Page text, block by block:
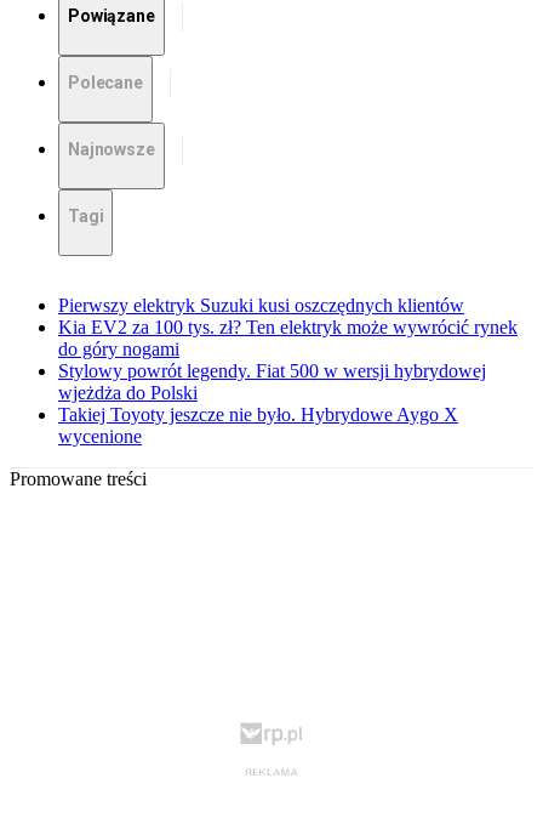
Powiązane
Polecane
Najnowsze
Tagi
Pierwszy elektryk Suzuki kusi oszczędnych klientów
Kia EV2 za 100 tys. zł? Ten elektryk może wywrócić rynek
do góry nogami
Stylowy powrót legendy. Fiat 500 w wersji hybrydowej
wjeżdża do Polski
Takiej Toyoty jeszcze nie było. Hybrydowe Aygo X
wycenione
Promowane treści